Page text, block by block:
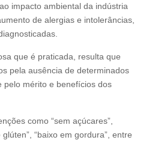
impacto ambiental da indústria
de alergias e intolerâncias,
que é praticada, resulta que
pela ausência de determinados
pelo mérito e benefícios dos
como “sem açúcares”,
“baixo em gordura”, entre